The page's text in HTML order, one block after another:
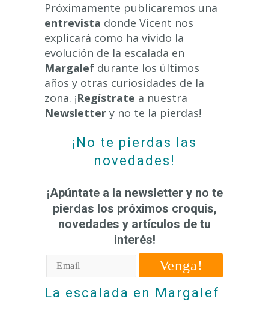
Próximamente publicaremos una
entrevista donde Vicent nos
explicará como ha vivido la
evolución de la escalada en
Margalef durante los últimos
años y otras curiosidades de la
zona. ¡Regístrate a nuestra
Newsletter y no te la pierdas!
¡No te pierdas las
novedades!
¡Apúntate a la newsletter y no te
pierdas los próximos croquis,
novedades y artículos de tu
interés!
Venga!
La escalada en Margalef